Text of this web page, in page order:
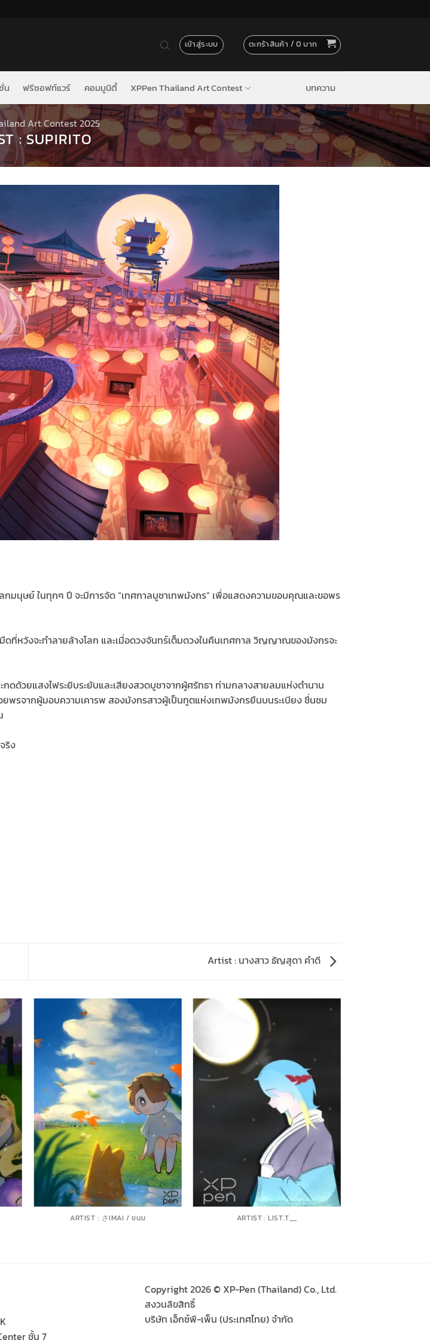
เข้าสู่ระบบ ตะกร้าสินค้า /0
น ฟรีซอฟท์แวร์ คอมมูนิตี้ XPPen Thailand Art Contest บทความ
Art Contest 2025
: SUPIRITO
นุษย์ ในทุกๆ ปี จะมีการจัด “เทศกาลบูชาเทพมังกร” เพื่อแสดงความขอบคุณและขอพร
ดที่หวังจะทำลายล้างโลก และเมื่อดวงจันทร์เต็มดวงในคืนเทศกาล วิญญาณของมังกรจะ
ดด้วยแสงไฟระยิบระยับและเสียงสวดบูชาจากผู้ศรัทธา ท่ามกลางสายลมแห่งตำนาน
รจากผู้มอบความเคารพ สองมังกรสาวผู้เป็นทูตแห่งเทพมังกรยืนบนระเบียง ชื่นชม
ริง
Artist : นางสาว ธัญสุดา คำดี
ARTIST : さIMAI / ขนม ARTIST : LIST.T__
ชั้น 7
Copyright 2026 © XP-Pen (Thailand) Co., Ltd.
สงวนลิขสิทธิ์
บริษัท เอ็กซ์พี-เพ็น (ประเทศไทย) จำกัด